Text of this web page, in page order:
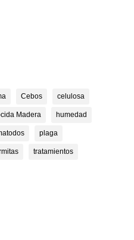
Cebos celulosa
Madera humedad
plaga
tratamientos